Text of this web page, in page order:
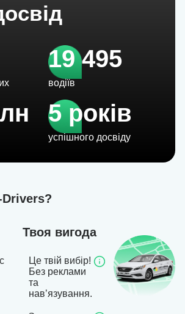
19 495
водіїв
5 років
успішного досвіду
Твоя вигода
Це твій вибір!
Без реклами
та
навʼязування.